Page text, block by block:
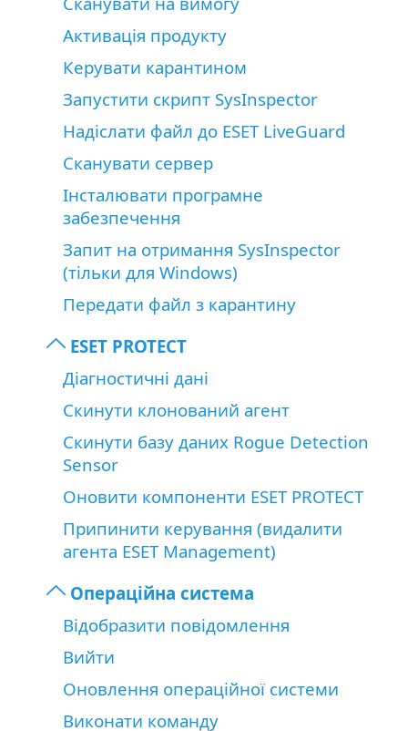
Активація продукту
Керувати карантином
Запустити скрипт SysInspector
Надіслати файл до ESET LiveGuard
Сканувати сервер
Інсталювати програмне
забезпечення
Запит на отримання SysInspector
(тільки для Windows)
Передати файл з карантину
ESET PROTECT
Діагностичні дані
Скинути клонований агент
Скинути базу даних Rogue Detection
Sensor
Оновити компоненти ESET PROTECT
Припинити керування (видалити
агента ESET Management)
Операційна система
Відобразити повідомлення
Вийти
Оновлення операційної системи
Виконати команду